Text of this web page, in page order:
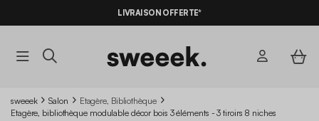
LIVRAISON OFFERTE*
sweeek Salon
Etagère, Bibliothèque
Etagère, bibliothèque modulable décor bois 3 éléments - 3 tiroirs 8 niches